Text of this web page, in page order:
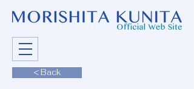
< Back